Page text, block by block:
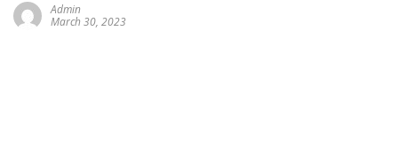
Admin
March 30, 2023